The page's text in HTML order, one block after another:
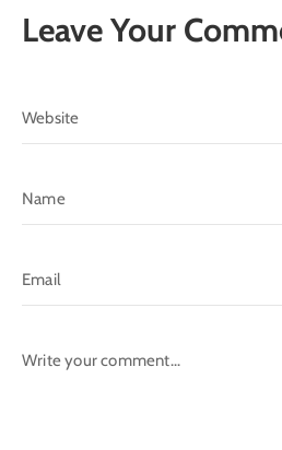
في
سطور
Leave Your